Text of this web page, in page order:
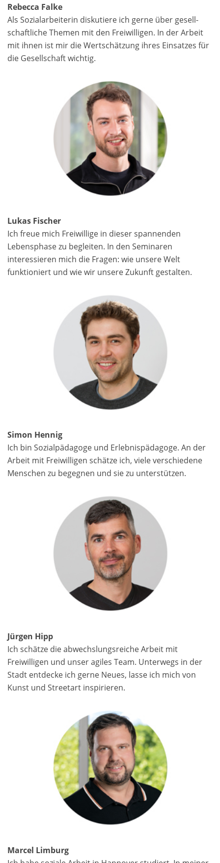
Rebecca Falke
Als Sozialarbeiterin diskutiere ich gerne über gesell­
schaftliche Themen mit den Freiwilligen. In der Arbeit
mit ihnen ist mir die Wertschätzung ihres Einsatzes für
die Gesellschaft wichtig.
Lukas Fischer
Ich freue mich Freiwillige in dieser spannenden
Lebensphase zu begleiten. In den Seminaren
interessieren mich die Fragen: wie unsere Welt
funktioniert und wie wir unsere Zukunft gestalten.
Simon Hennig
Ich bin Sozialpädagoge und Erlebnispädagoge. An der
Arbeit mit Freiwilligen schätze ich, viele verschiedene
Menschen zu begegnen und sie zu unterstützen.
Jürgen Hipp
Ich schätze die abwechs­lungsreiche Arbeit mit
Freiwilligen und unser agiles Team. Unterwegs in der
Stadt entdecke ich gerne Neues, lasse ich mich von
Kunst und Streetart inspirieren.
Marcel Limburg